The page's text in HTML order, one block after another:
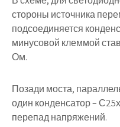
стороны источника
подсоединяется
минусовой клеммой
Ом.
Позади моста,
один конденсатор –
перепад напряжений.